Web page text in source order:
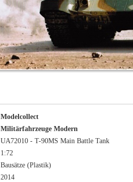
Modelcollect
Militärfahrzeuge Modern
UA72010 - T-90MS Main Battle Tank
1:72
Bausätze (Plastik)
2014